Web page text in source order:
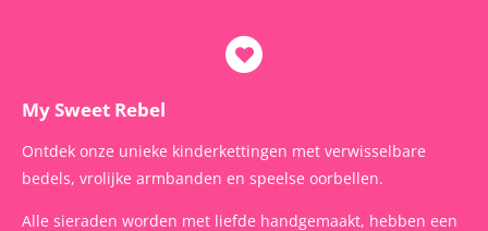
My Sweet Rebel
Ontdek onze unieke kinderkettingen met verwisselbare
bedels, vrolijke armbanden en speelse oorbellen.
Alle sieraden worden met liefde handgemaakt, hebben een